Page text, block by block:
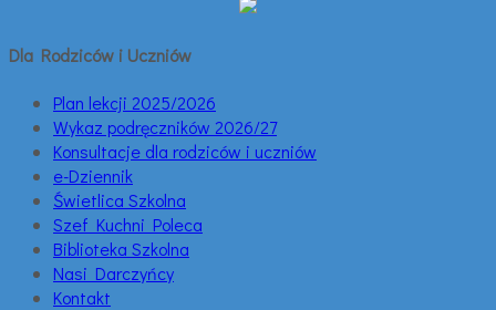
Dla Rodziców i Uczniów
Plan lekcji 2025/2026
Wykaz podręczników 2026/27
Konsultacje dla rodziców i uczniów
e-Dziennik
Świetlica Szkolna
Szef Kuchni Poleca
Biblioteka Szkolna
Nasi Darczyńcy
Kontakt